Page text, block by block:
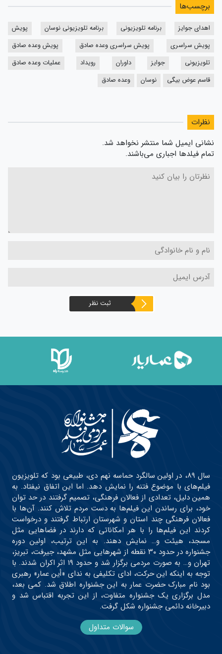
برچسب‌ها
اهدای جوایز برنامه تلويزيونی برنامه تلویزیونی نوسان
پویش
پویش سراسری
پویش سراسری وعده صادق
پویش وعده صادق
تلویزیونی
جوایز داوران رویداد
عملیات وعده صادق
قاسم عوض بیگی
نوسان وعده صادق
نظرات
نشانی ایمیل شما منتشر نخواهد شد.
تمام فیلدها اجباری می‌باشند.
ثبت نظر
سال ۸۹، در اولین سالگرد حماسه نهم دی، طبیعی بود که تلویزیون
فیلم‌های با موضوع فتنه را نمایش دهد. اما این اتفاق نیفتاد. به
همین دلیل، تعدادی از فعالان فرهنگی، تصمیم گرفتند در حد توان
خود، برای رساندن این فیلم‌ها به دست مردم تلاش کنند. آن‌ها با
فعالان فرهنگی چند استان و شهرستان ارتباط گرفتند و درخواست
کردند این فیلم‌ها را با هر امکاناتی که دارند در فضاهایی مثل
مسجد، هیئت و… نمایش دهند. به این ترتیب، اولین دوره
جشنواره در حدود ۳۰ نقطه از شهرهایی مثل مشهد، جیرفت، تبریز،
تهران و… به صورت مردمی برگزار شد و حدود ۱۹ اثر اکران شدند. با
توجه به اینکه این حرکت، ادای تکلیفی به ندای «أین عمار» رهبری
بود نام مبارک حضرت عمار به این جشنواره اطلاق شد. کمی بعد،
مدل برگزاری یک جشنواره متفاوت، از این تجربه اقتباس شد و
دبیرخانه دائمی جشنواره شکل گرفت.
سوالات متداول